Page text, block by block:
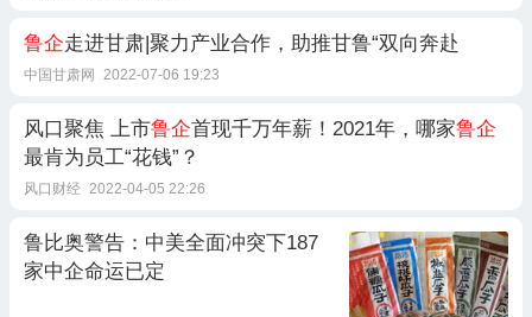
鲁企走进甘肃|聚力产业合作，助推甘鲁“双向奔赴
中国甘肃网 2022-07-06 19:23
风口聚焦 上市鲁企首现千万年薪！2021年，哪家鲁企
最肯为员工“花钱”？
风口财经 2022-04-05 22:26
鲁比奥警告：中美全面冲突下187
家中企命运已定